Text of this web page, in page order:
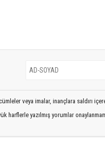
veya imalar, inançlara saldırı
harflerle yazılmış yorumlar